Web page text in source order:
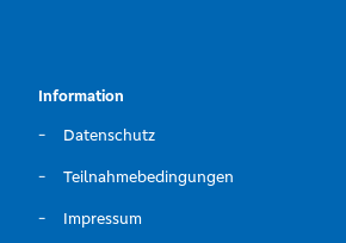
Information
Datenschutz
Teilnahmebedingungen
Impressum